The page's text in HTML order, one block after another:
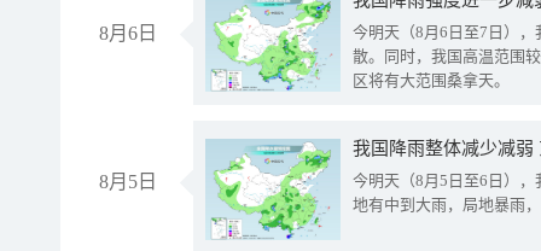
8月6日
今明天（8月6日至7日）
散。同时，我国高温范围
区将有大范围桑拿天。
8月5日
我国降雨整体减少减弱
今明天（8月5日至6日）
地有中到大雨，局地暴雨